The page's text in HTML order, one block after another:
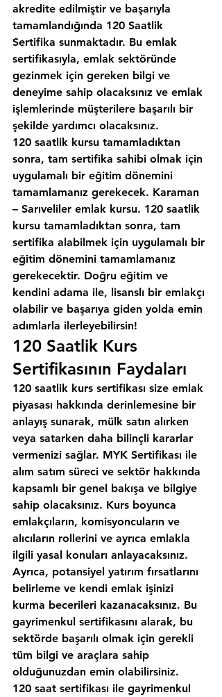
akredite edilmiştir ve başarıyla
tamamlandığında 120 Saatlik
Sertifika sunmaktadır. Bu emlak
sertifikasıyla, emlak sektöründe
gezinmek için gereken bilgi ve
deneyime sahip olacaksınız ve emlak
işlemlerinde müşterilere başarılı bir
şekilde yardımcı olacaksınız.
120 saatlik kursu tamamladıktan
sonra, tam sertifika sahibi olmak için
uygulamalı bir eğitim dönemini
tamamlamanız gerekecek. Karaman
– Sarıveliler emlak kursu. 120 saatlik
kursu tamamladıktan sonra, tam
sertifika alabilmek için uygulamalı bir
eğitim dönemini tamamlamanız
gerekecektir. Doğru eğitim ve
kendini adama ile, lisanslı bir emlakçı
olabilir ve başarıya giden yolda emin
adımlarla ilerleyebilirsin!
120 Saatlik Kurs
Sertifikasının Faydaları
120 saatlik kurs sertifikası size emlak
piyasası hakkında derinlemesine bir
anlayış sunarak, mülk satın alırken
veya satarken daha bilinçli kararlar
vermenizi sağlar. MYK Sertifikası ile
alım satım süreci ve sektör hakkında
kapsamlı bir genel bakışa ve bilgiye
sahip olacaksınız. Kurs boyunca
emlakçıların, komisyoncuların ve
alıcıların rollerini ve ayrıca emlakla
ilgili yasal konuları anlayacaksınız.
Ayrıca, potansiyel yatırım fırsatlarını
belirleme ve kendi emlak işinizi
kurma becerileri kazanacaksınız. Bu
gayrimenkul sertifikasını alarak, bu
sektörde başarılı olmak için gerekli
tüm bilgi ve araçlara sahip
olduğunuzdan emin olabilirsiniz.
120 saat sertifikası ile gayrimenkul